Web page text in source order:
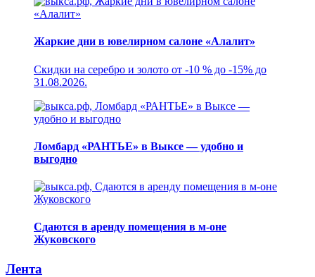
Жаркие дни в ювелирном салоне «Алалит»
Скидки на серебро и золото от -10 % до -15% до
31.08.2026.
Ломбард «РАНТЬЕ» в Выксе — удобно и
выгодно
Сдаются в аренду помещения в м-оне
Жуковского
Лента